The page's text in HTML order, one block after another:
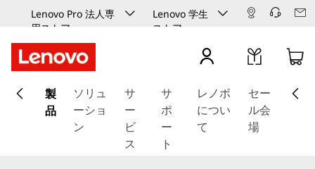
Lenovo Pro 法人専
用ストア
Lenovo 学生
ストア
イ
製
品
ソリュ
ーショ
ン
サ
ー
ビ
ス
サ
ポ
ー
ト
レノボ
につい
て
セー
ル会
場